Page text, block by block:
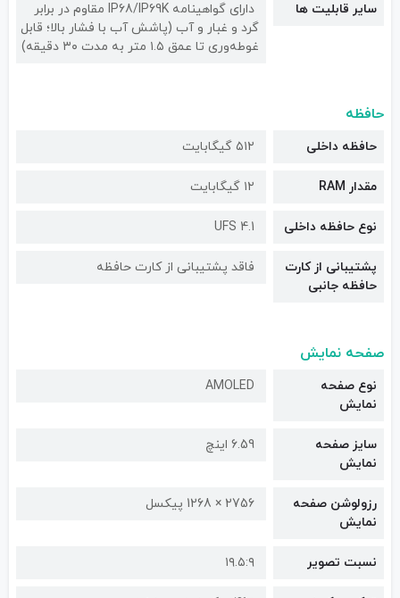
سایر قابلیت ها
دارای گواهینامه IP68/IP69K مقاوم در برابر
گرد و غبار و آب (پاشش آب با فشار بالا؛ قابل
غوطه‌وری تا عمق ۱.۵ متر به مدت ۳۰ دقیقه)
حافظه
حافظه داخلی ۵۱۲ گیگابایت
مقدار RAM ۱۲ گیگابایت
نوع حافظه داخلی UFS 4.1
پشتیبانی از کارت
حافظه جانبی
فاقد پشتیبانی از کارت حافظه
صفحه نمایش
نوع صفحه
نمایش
AMOLED
سایز صفحه
نمایش
6.59 اینچ
رزولوشن صفحه
نمایش
2756 × 1268 پیکسل
نسبت تصویر ۱۹.۵:۹